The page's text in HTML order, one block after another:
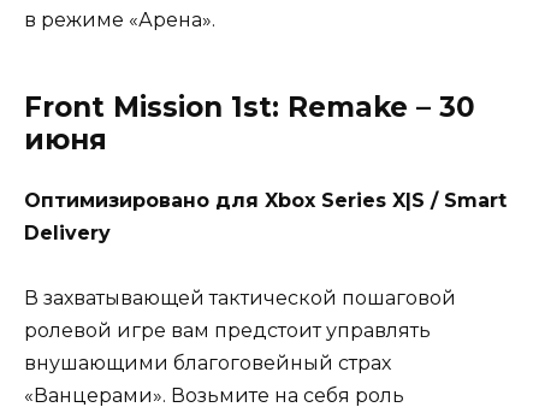
в режиме «Арена».
Front Mission 1st: Remake – 30
июня
Оптимизировано для Xbox Series X|S / Smart
Delivery
В захватывающей тактической пошаговой
ролевой игре вам предстоит управлять
внушающими благоговейный страх
«Ванцерами». Возьмите на себя роль